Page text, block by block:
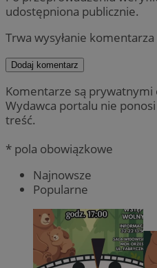
udostępniona publicznie.
Trwa wysyłanie komentarza
Dodaj komentarz
Komentarze są
Wydawca portalu nie
treść.
* pola obowiązkowe
Najnowsze
Popularne